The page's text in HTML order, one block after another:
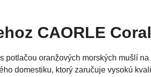
CAORLE Coral
potlačou oranžových morských mušlí
domestiku, ktorý zaručuje vysokú